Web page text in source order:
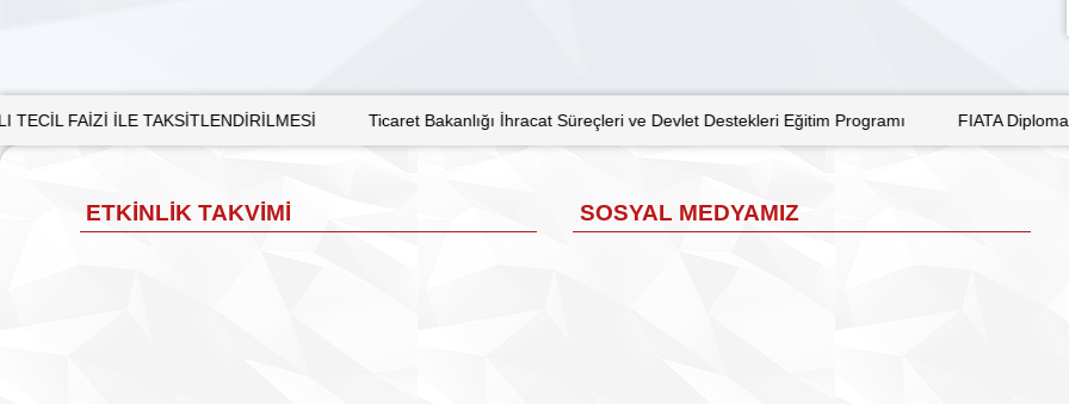
Ticaret Bakanlığı İhracat Süreçleri ve Devlet Destekleri Eğitim Programı FIATA Diploma Eğitimi Kayıtları
ETKINLIK TAKVIMI SOSYAL MEDYAMIZ